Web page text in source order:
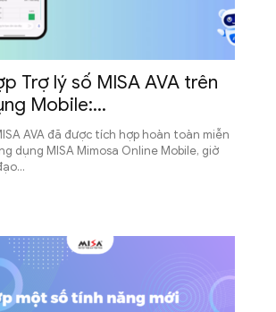
Trợ lý số MISA AVA trên
Mobile:...
AVA đã được tích hợp hoàn toàn miễn
dụng MISA Mimosa Online Mobile, giờ